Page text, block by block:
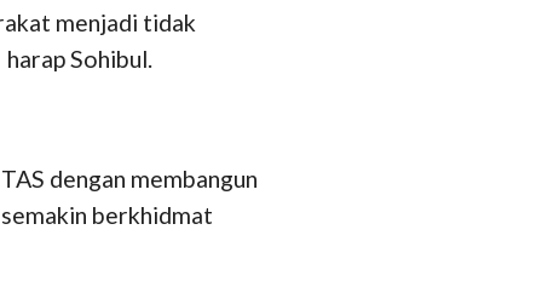
menjadi tidak
Sohibul.
dengan membangun
berkhidmat